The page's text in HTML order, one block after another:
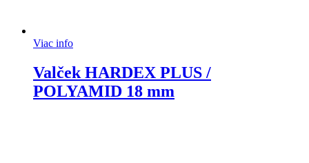
Viac info
Valček HARDEX PLUS /
POLYAMID 18 mm